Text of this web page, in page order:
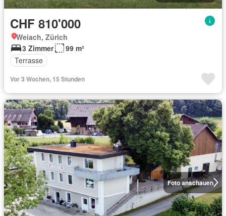
CHF 810'000
Weiach, Zürich
3 Zimmer
99 m²
Terrasse
Vor 3 Wochen, 15 Stunden
Foto anschauen